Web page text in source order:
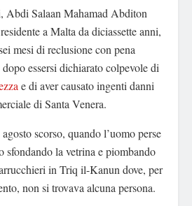
Abdi Salaan Mahamad Abditon
a Malta da diciassette anni,
mesi di reclusione con pena
essersi dichiarato colpevole di
e di aver causato ingenti danni
di Santa Venera.
scorso, quando l’uomo perse
la vetrina e piombando
in Triq il-Kanun dove, per
non si trovava alcuna persona.